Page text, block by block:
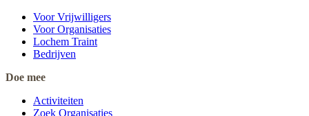
Voor Vrijwilligers
Voor Organisaties
Lochem Traint
Bedrijven
Doe mee
Activiteiten
Zoek Organisaties